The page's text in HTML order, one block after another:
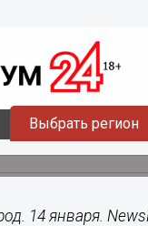
Выбрать регион
РСТ
соцнормы на
до 70% объемов
14 января.